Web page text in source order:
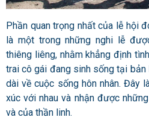
Phần quan trọng nhất của lễ hội
là một trong những nghi lễ
thiêng liêng, nhằm khẳng định
trai cô gái đang sinh sống tại
dài về cuộc sống hôn nhân. Đây
xúc với nhau và nhận được
và của thần linh.